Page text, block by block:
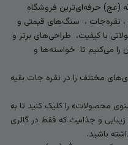
(عج) حرفه‌ای‌ترین فروشگاه
، نقره‌جات ، سنگ‌های قیمتی و
با کیفیت، طراحی‌های برتر و
می‌کنیم تا خواسته‌ها و
مختلف را در نقره جات بقیه
محصولات» را کلیک کنید تا به
زیبایی و جذابیت که فقط در گالری
باشید.